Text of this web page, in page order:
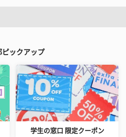
ピックアップ
学生の窓口 限定クーポン